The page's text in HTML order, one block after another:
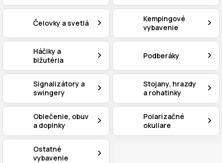
Čelovky a svetlá
Kempingové
vybavenie
Háčiky a
bižutéria
Podberáky
Signalizátory a
swingery
Stojany, hrazdy
a rohatinky
Oblečenie, obuv
a doplnky
Polarizačné
okuliare
Ostatné
vybavenie